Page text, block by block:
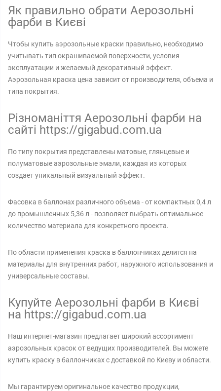
Як правильно обрати Аерозольні
фарби в Києві
Чтобы купить аэрозольные краски правильно, необходимо
учитывать тип окрашиваемой поверхности, условия
эксплуатации и желаемый декоративный эффект.
Аэрозольная краска цена зависит от производителя, объема и
типа покрытия.
Різноманіття Аерозольні фарби на
сайті https://gigabud.com.ua
По типу покрытия представлены матовые, глянцевые и
полуматовые аэрозольные эмали, каждая из которых
создает уникальный визуальный эффект.
Фасовка в баллонах различного объема - от компактных 0,4 л
до промышленных 5,36 л - позволяет выбрать оптимальное
количество материала для конкретного проекта.
По области применения краска в баллончиках делится на
материалы для внутренних работ, наружного использования и
универсальные составы.
Купуйте Аерозольні фарби в Києві
на https://gigabud.com.ua
Наш интернет-магазин предлагает широкий ассортимент
аэрозольных красок от ведущих производителей. Вы можете
купить краску в баллончиках с доставкой по Киеву и области.
Мы гарантируем оригинальное качество продукции,